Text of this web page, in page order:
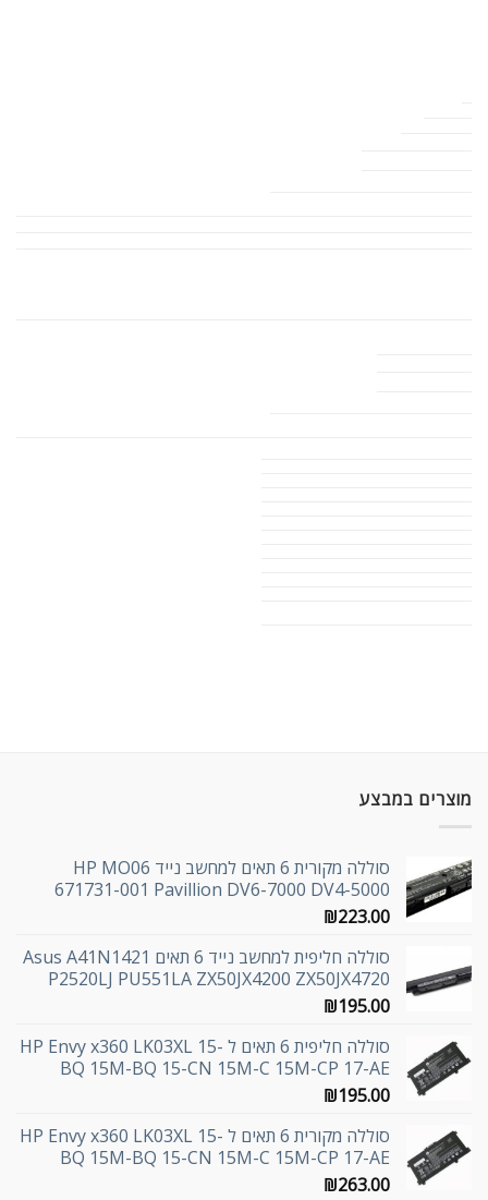
מוצרים במבצע
סוללה מקורית 6 תאים למחשב נייד HP MO06
671731-001 Pavillion DV6-7000 DV4-5000
₪223.00
סוללה חליפית למחשב נייד 6 תאים Asus A41N1421
P2520LJ PU551LA ZX50JX4200 ZX50JX4720
₪195.00
סוללה חליפית 6 תאים ל HP Envy x360 LK03XL 15-
BQ 15M-BQ 15-CN 15M-C 15M-CP 17-AE
₪195.00
סוללה מקורית 6 תאים ל HP Envy x360 LK03XL 15-
BQ 15M-BQ 15-CN 15M-C 15M-CP 17-AE
₪263.00